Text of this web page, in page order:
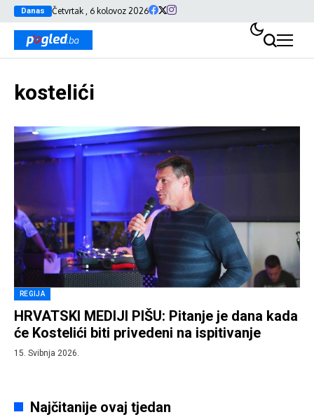
Danas Četvrtak , 6 kolovoz 2026
kostelići
REGIJA
HRVATSKI MEDIJI PIŠU: Pitanje je dana kada
će Kostelići biti privedeni na ispitivanje
15. Svibnja 2026.
Najčitanije ovaj tjedan